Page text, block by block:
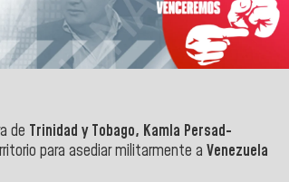
de Trinidad y Tobago, Kamla Persad-
para asediar militarmente a Venezuela